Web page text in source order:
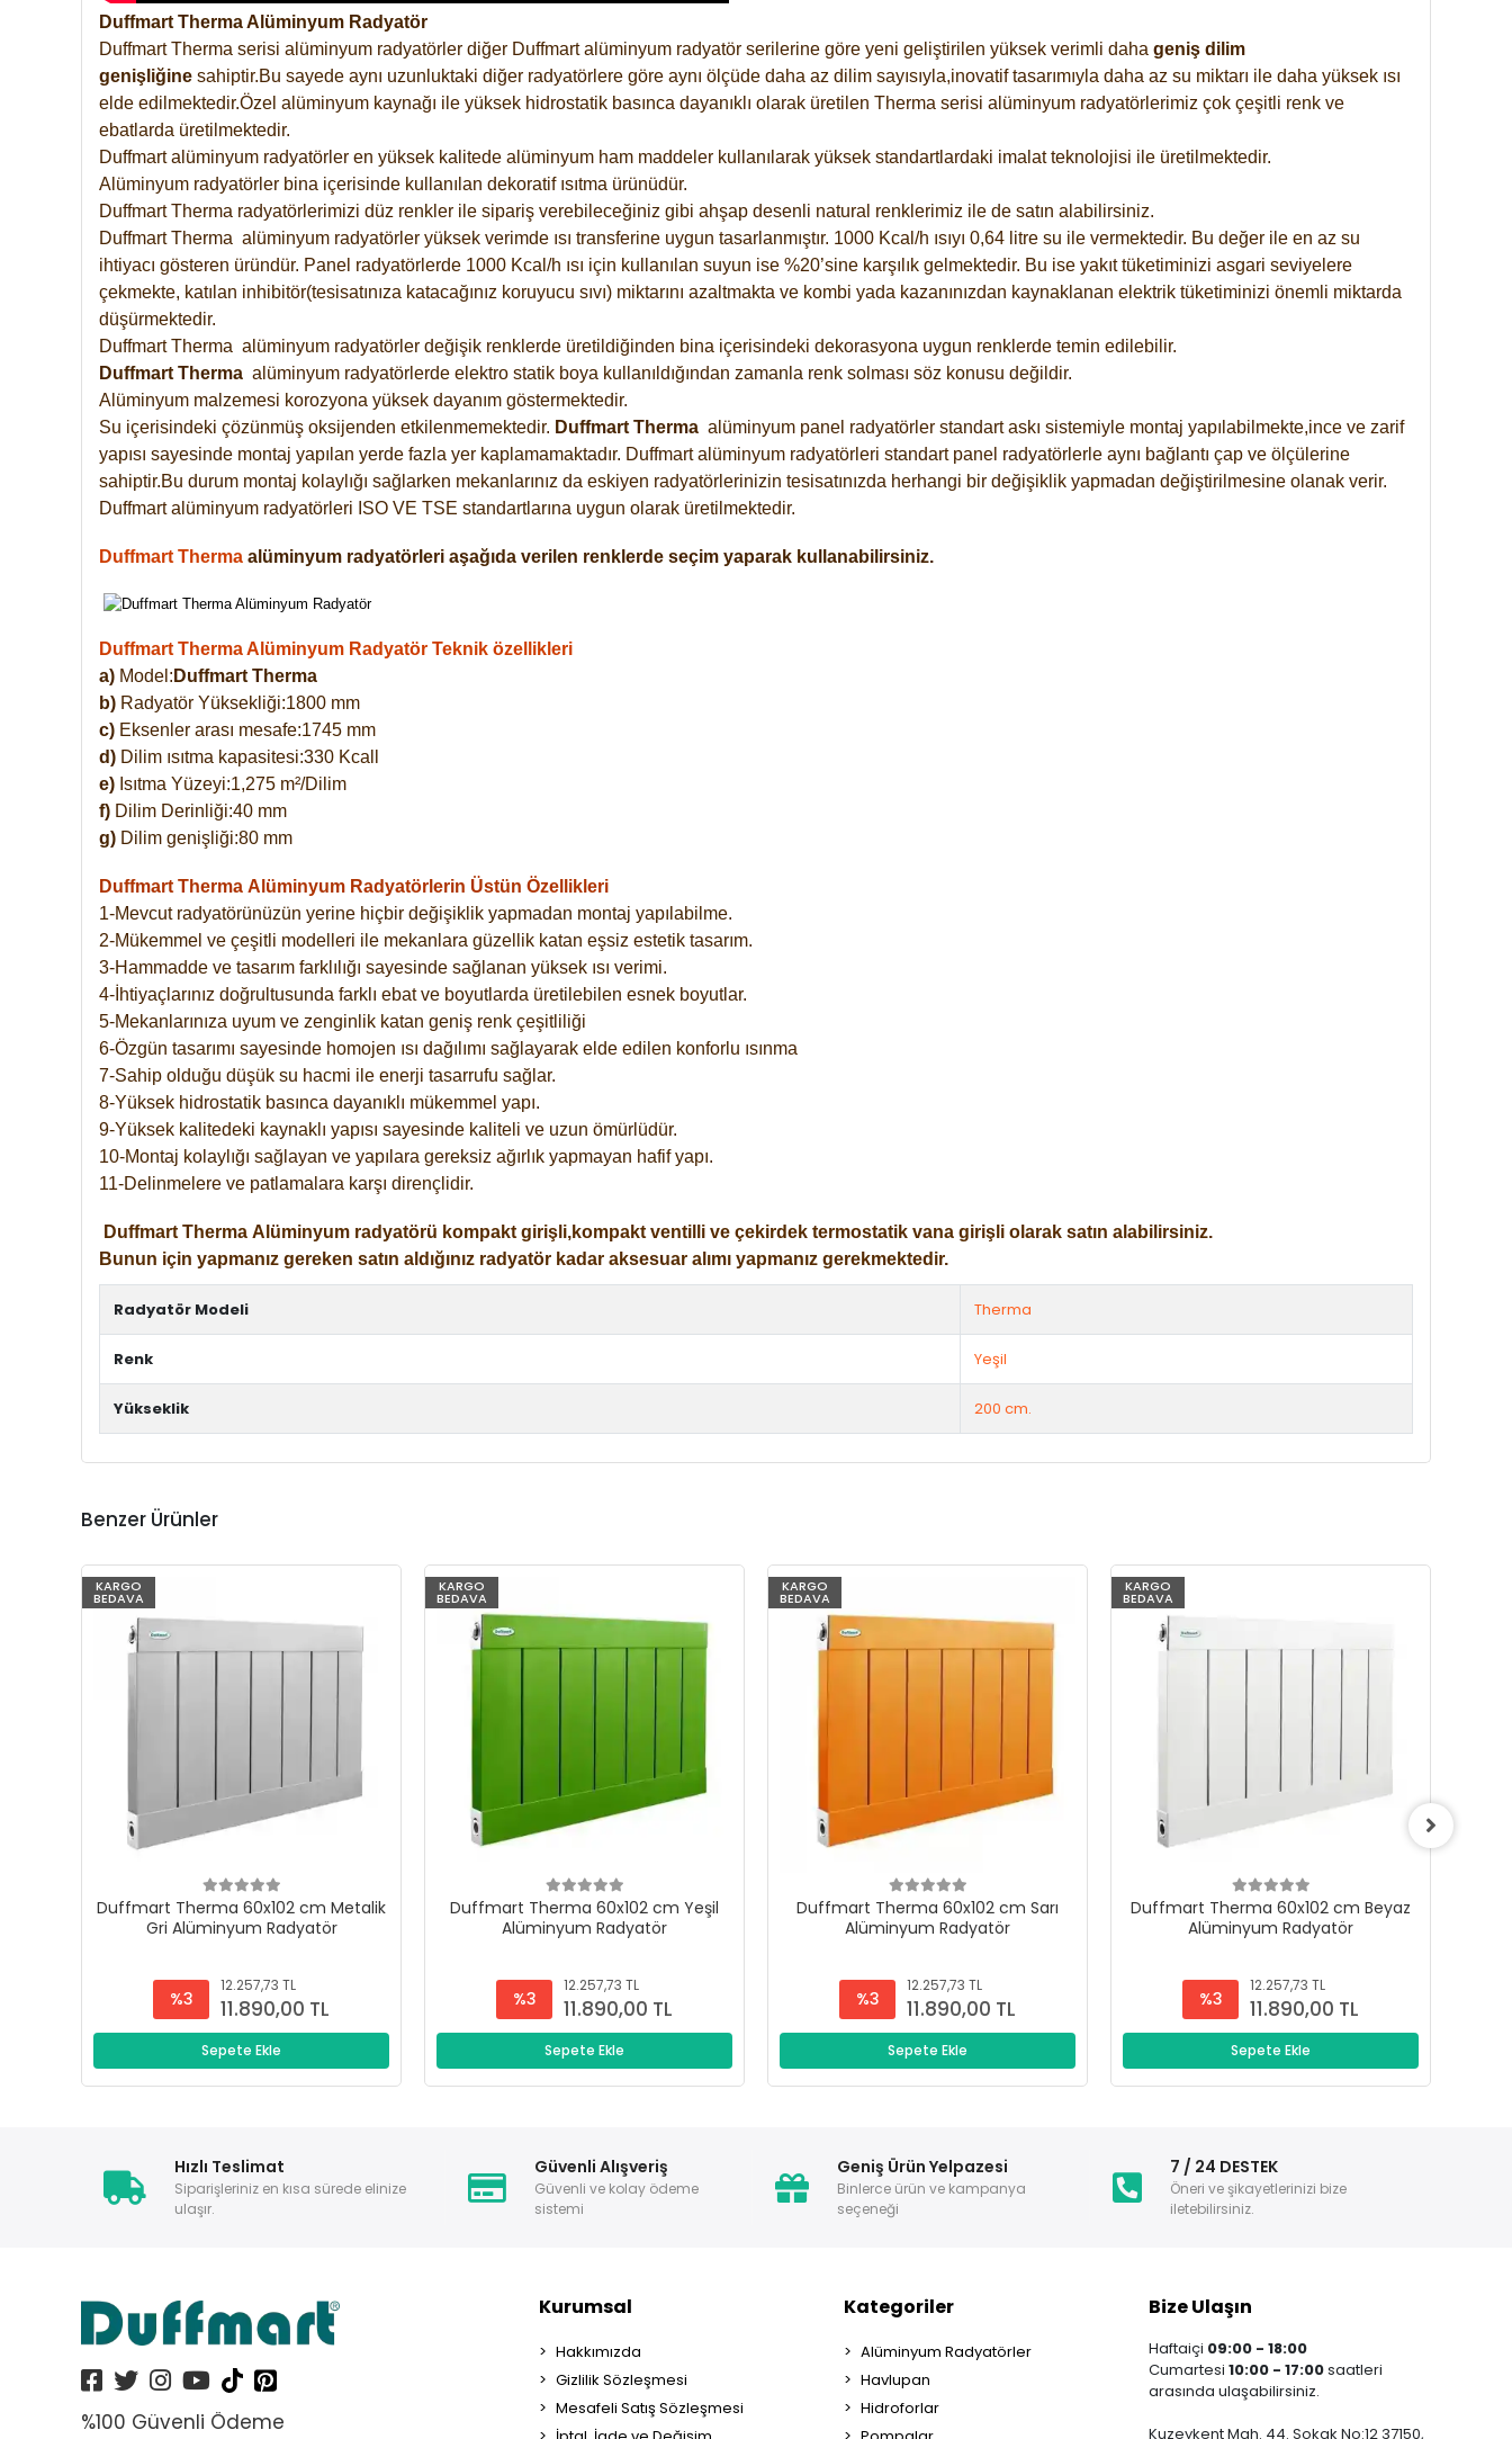
Duffmart Therma Alüminyum Radyatör
Duffmart Therma serisi alüminyum radyatörler diğer Duffmart alüminyum radyatör serilerine göre yeni geliştirilen yüksek verimli daha geniş dilim
genişliğine sahiptir.Bu sayede aynı uzunluktaki diğer radyatörlere göre aynı ölçüde daha az dilim sayısıyla,inovatif tasarımıyla daha az su miktarı ile daha yüksek ısı
elde edilmektedir.Özel alüminyum kaynağı ile yüksek hidrostatik basınca dayanıklı olarak üretilen Therma serisi alüminyum radyatörlerimiz çok çeşitli renk ve
ebatlarda üretilmektedir.
Duffmart alüminyum radyatörler en yüksek kalitede alüminyum ham maddeler kullanılarak yüksek standartlardaki imalat teknolojisi ile üretilmektedir.
Alüminyum radyatörler bina içerisinde kullanılan dekoratif ısıtma ürünüdür.
Duffmart Therma radyatörlerimizi düz renkler ile sipariş verebileceğiniz gibi ahşap desenli natural renklerimiz ile de satın alabilirsiniz.
Duffmart Therma alüminyum radyatörler yüksek verimde ısı transferine uygun tasarlanmıştır. 1000 Kcal/h ısıyı 0,64 litre su ile vermektedir. Bu değer ile en az su
ihtiyacı gösteren üründür. Panel radyatörlerde 1000 Kcal/h ısı için kullanılan suyun ise %20’sine karşılık gelmektedir. Bu ise yakıt tüketiminizi asgari seviyelere
çekmekte, katılan inhibitör(tesisatınıza katacağınız koruyucu sıvı) miktarını azaltmakta ve kombi yada kazanınızdan kaynaklanan elektrik tüketiminizi önemli miktarda
düşürmektedir.
Duffmart Therma alüminyum radyatörler değişik renklerde üretildiğinden bina içerisindeki dekorasyona uygun renklerde temin edilebilir.
Duffmart Therma alüminyum radyatörlerde elektro statik boya kullanıldığından zamanla renk solması söz konusu değildir.
Alüminyum malzemesi korozyona yüksek dayanım göstermektedir.
Su içerisindeki çözünmüş oksijenden etkilenmemektedir. Duffmart Therma alüminyum panel radyatörler standart askı sistemiyle montaj yapılabilmekte,ince ve zarif
yapısı sayesinde montaj yapılan yerde fazla yer kaplamamaktadır. Duffmart alüminyum radyatörleri standart panel radyatörlerle aynı bağlantı çap ve ölçülerine
sahiptir.Bu durum montaj kolaylığı sağlarken mekanlarınız da eskiyen radyatörlerinizin tesisatınızda herhangi bir değişiklik yapmadan değiştirilmesine olanak verir.
Duffmart alüminyum radyatörleri ISO VE TSE standartlarına uygun olarak üretilmektedir.
Duffmart Therma alüminyum radyatörleri aşağıda verilen renklerde seçim yaparak kullanabilirsiniz.
Duffmart Therma Alüminyum Radyatör Teknik özellikleri
a) Model: Duffmart Therma
b) Radyatör Yüksekliği:1800 mm
c) Eksenler arası mesafe:1745 mm
d) Dilim ısıtma kapasitesi:330 Kcall
e) Isıtma Yüzeyi:1,275 m²/Dilim
f) Dilim Derinliği:40 mm
g) Dilim genişliği:80 mm
Duffmart Therma Alüminyum Radyatörlerin Üstün Özellikleri
1-Mevcut radyatörünüzün yerine hiçbir değişiklik yapmadan montaj yapılabilme.
2-Mükemmel ve çeşitli modelleri ile mekanlara güzellik katan eşsiz estetik tasarım.
3-Hammadde ve tasarım farklılığı sayesinde sağlanan yüksek ısı verimi.
4-İhtiyaçlarınız doğrultusunda farklı ebat ve boyutlarda üretilebilen esnek boyutlar.
5-Mekanlarınıza uyum ve zenginlik katan geniş renk çeşitliliği
6-Özgün tasarımı sayesinde homojen ısı dağılımı sağlayarak elde edilen konforlu ısınma
7-Sahip olduğu düşük su hacmi ile enerji tasarrufu sağlar.
8-Yüksek hidrostatik basınca dayanıklı mükemmel yapı.
9-Yüksek kalitedeki kaynaklı yapısı sayesinde kaliteli ve uzun ömürlüdür.
10-Montaj kolaylığı sağlayan ve yapılara gereksiz ağırlık yapmayan hafif yapı.
11-Delinmelere ve patlamalara karşı dirençlidir.
Duffmart Therma Alüminyum radyatörü kompakt girişli,kompakt ventilli ve çekirdek termostatik vana girişli olarak satın alabilirsiniz.
Bunun için yapmanız gereken satın aldığınız radyatör kadar aksesuar alımı yapmanız gerekmektedir.
Radyatör Modeli Therma
Renk Yeşil
Yükseklik 200 cm.
Benzer Ürünler
KARGO
BEDAVA
Duffmart Therma 60x102 cm Metalik
Gri Alüminyum Radyatör
%3
12.257,73 TL
11.890,00 TL
Sepete Ekle
KARGO
BEDAVA
Duffmart Therma 60x102 cm Yeşil
Alüminyum Radyatör
%3
12.257,73 TL
11.890,00 TL
Sepete Ekle
KARGO
BEDAVA
Duffmart Therma 60x102 cm Sarı
Alüminyum Radyatör
%3
12.257,73 TL
11.890,00 TL
Sepete Ekle
KARGO
BEDAVA
Duffmart Therma 60x102 cm Beyaz
Alüminyum Radyatör
%3
12.257,73 TL
11.890,00 TL
Sepete Ekle
Hızlı Teslimat
Siparişleriniz en kısa sürede elinize
ulaşır.
Güvenli Alışveriş
Güvenli ve kolay ödeme
sistemi
Geniş Ürün Yelpazesi
Binlerce ürün ve kampanya
seçeneği
7 / 24 DESTEK
Öneri ve şikayetlerinizi bize
iletebilirsiniz.
%100 Güvenli Ödeme
Kurumsal
Hakkımızda
Gizlilik Sözleşmesi
Mesafeli Satış Sözleşmesi
Kategoriler
Alüminyum Radyatörler
Havlupan
Hidroforlar
Bize Ulaşın
Haftaiçi 09:00 - 18:00
Cumartesi 10:00 - 17:00saatleri
arasında ulaşabilirsiniz.
Kuzeykent Mah. 44. Sokak No:12 37150,